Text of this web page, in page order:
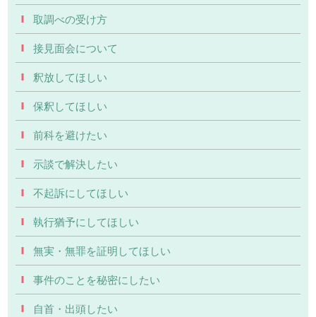
取調べの受け方
接見面会について
釈放してほしい
保釈してほしい
前科を避けたい
示談で解決したい
不起訴にしてほしい
執行猶予にしてほしい
無実・無罪を証明してほしい
事件のことを秘密にしたい
自首・出頭したい